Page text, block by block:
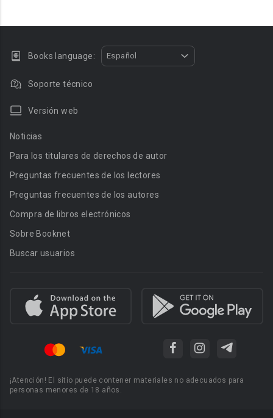
Books language: Español
Soporte técnico
Versión web
Noticias
Para los titulares de derechos de autor
Preguntas frecuentes de los lectores
Preguntas frecuentes de los autores
Compra de libros electrónicos
Sobre Booknet
Buscar usuarios
¡Atención! El sitio puede contener materiales no adecuados para
personas menores de 18 años.